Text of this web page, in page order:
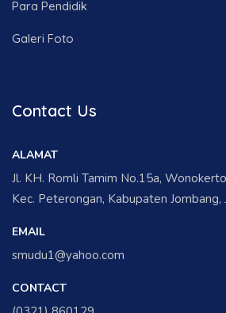
Para Pendidik
Galeri Foto
Contact Us
ALAMAT
Jl. KH. Romli Tamim No.15a,
Kec. Peterongan, Kabupaten
EMAIL
smudu1@yahoo.com
CONTACT